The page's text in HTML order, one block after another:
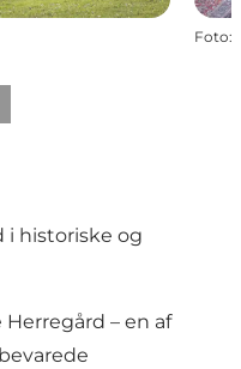
Foto:
i historiske og
– en af